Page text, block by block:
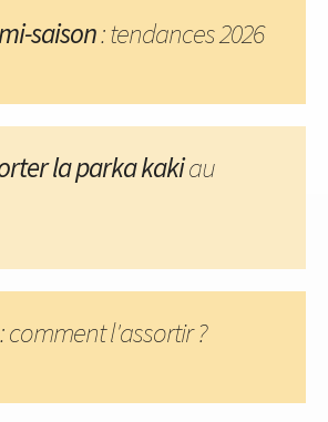
saison: tendances 2026
la parka kakiau
comment l'assortir ?